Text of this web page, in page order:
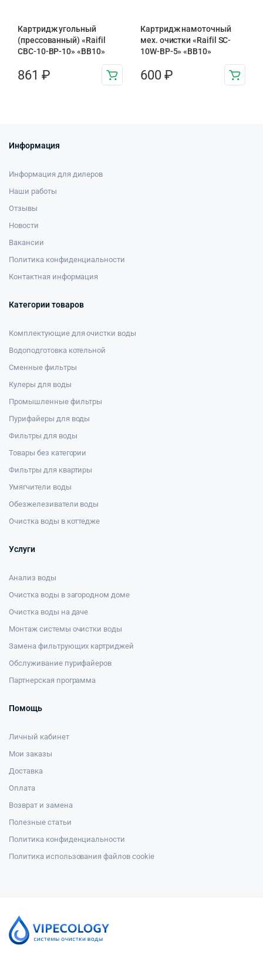
Картридж угольный
(прессованный) «Raifil
CBC-10-BP-10» «BB10»
861 ₽
Картридж намоточный
мех. очистки «Raifil SC-
10W-BP-5» «BB10»
600 ₽
Информация
Информация для дилеров
Наши работы
Отзывы
Новости
Вакансии
Политика конфиденциальности
Контактная информация
Категории товаров
Комплектующие для очистки воды
Водоподготовка котельной
Сменные фильтры
Кулеры для воды
Промышленные фильтры
Пурифайеры для воды
Фильтры для воды
Товары без категории
Фильтры для квартиры
Умягчители воды
Обезжелезиватели воды
Очистка воды в коттедже
Услуги
Анализ воды
Очистка воды в загородном доме
Очистка воды на даче
Монтаж системы очистки воды
Замена фильтрующих картриджей
Обслуживание пурифайеров
Партнерская программа
Помощь
Личный кабинет
Мои заказы
Доставка
Оплата
Возврат и замена
Полезные статьи
Политика конфиденциальности
Политика использования файлов cookie